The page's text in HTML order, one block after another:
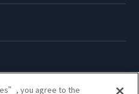
you agree to the